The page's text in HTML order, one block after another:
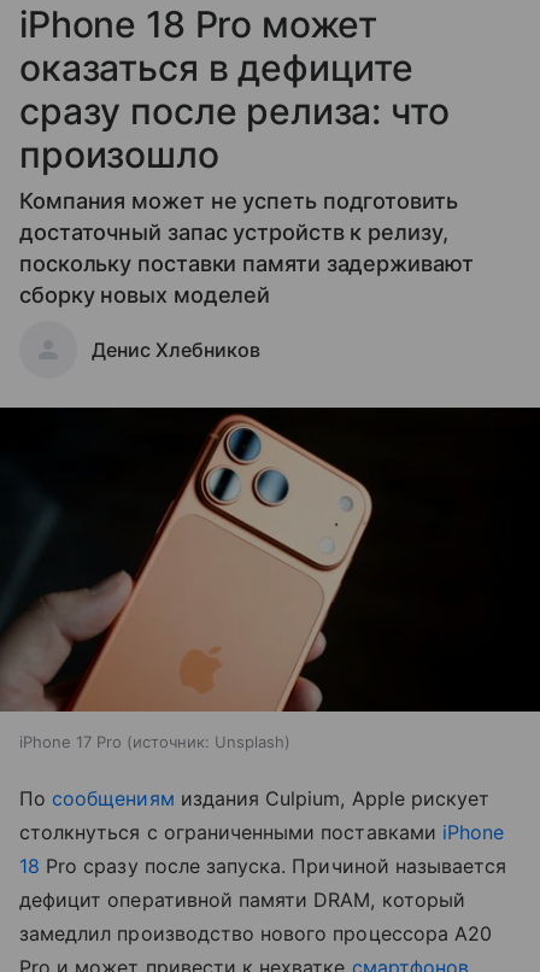
iPhone 18 Pro может
оказаться в дефиците
сразу после релиза: что
произошло
Компания может не успеть подготовить
достаточный запас устройств к релизу,
поскольку поставки памяти задерживают
сборку новых моделей
Денис Хлебников
iPhone 17 Pro источник: Unsplash
По сообщениям издания Culpium, Apple рискует
столкнуться с ограниченными поставками iPhone
18 Pro сразу после запуска. Причиной называется
дефицит оперативной памяти DRAM, который
замедлил производство нового процессора A20